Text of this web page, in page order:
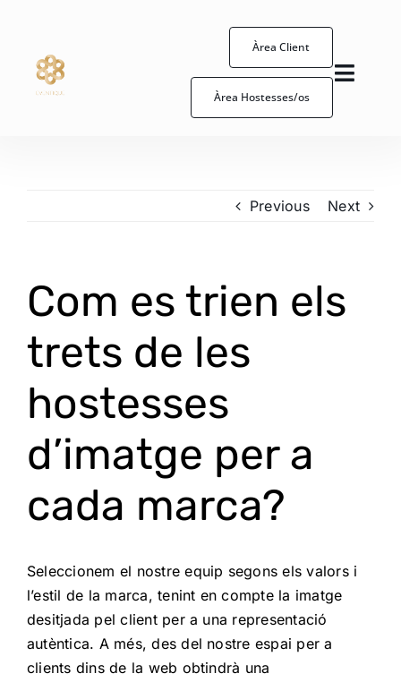
content
Eventique
Contacte
Àrea Client
Àrea Hostesses/os
Previous Next
Com es trien els
trets de les
hostesses
d’imatge per a
cada marca?
Seleccionem el nostre equip segons els valors i
l’estil de la marca, tenint en compte la imatge
desitjada pel client per a una representació
autèntica. A més, des del nostre espai per a
clients dins de la web obtindrà una